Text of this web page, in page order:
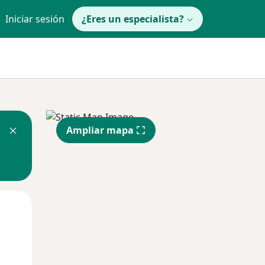
Iniciar sesión ¿Eres un especialista?
Ampliar mapa